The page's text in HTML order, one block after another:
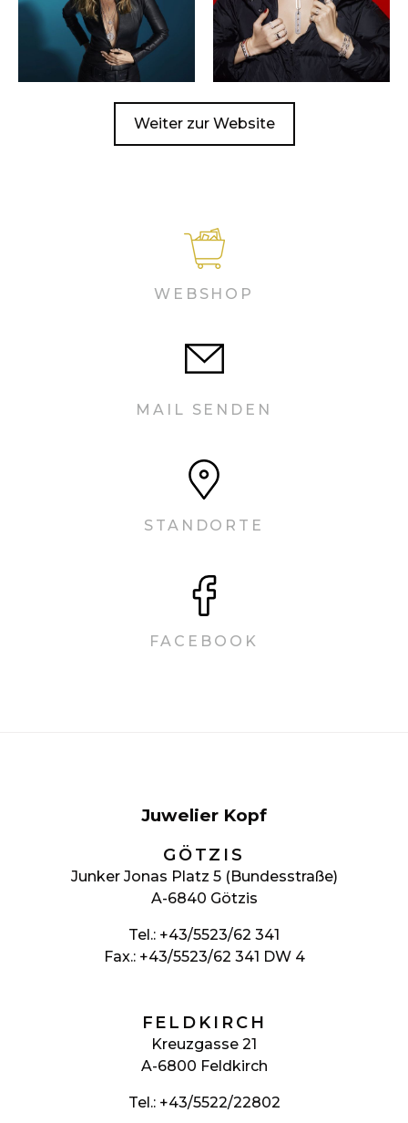
Weiter zur Website
WEBSHOP
MAIL SENDEN
STANDORTE
FACEBOOK
Juwelier Kopf
GÖTZIS
Junker Jonas Platz 5 (Bundesstraße)
A-6840 Götzis
Tel.: +43/5523/62 341
Fax.: +43/5523/62 341 DW 4
FELDKIRCH
Kreuzgasse 21
A-6800 Feldkirch
Tel.: +43/5522/22802